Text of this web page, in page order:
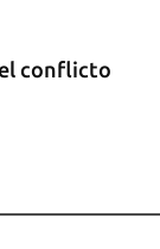
conflicto